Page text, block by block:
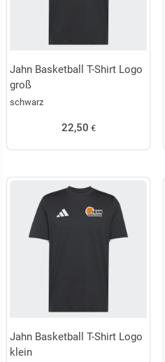
Jahn Basketball T-Shirt Logo
groß
schwarz
22,50 €
Jahn Basketball T-Shirt Logo
klein